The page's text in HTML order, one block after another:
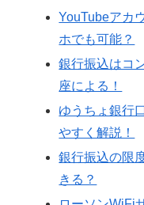
YouTubeアカ
ホでも可能？
銀行振込はコ
座による！
ゆうちょ銀行
やすく解説！
銀行振込の限
きる？